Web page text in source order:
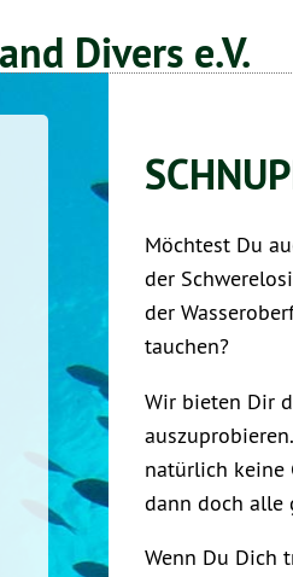
Divers e.V.
Möchtest Du
der
der
tauchen?
Wir bieten Dir
natürlich keine
dann doch alle
Wenn Du Dich